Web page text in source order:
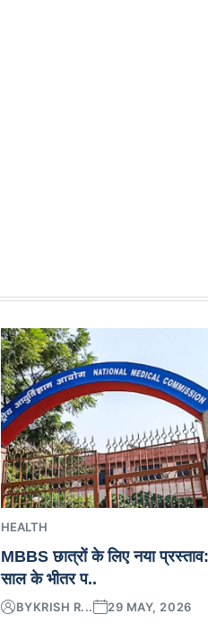
HEALTH
MBBS छात्रों के लिए नया
साल के भीतर प..
BYKRISH R... 29 MAY, 2026